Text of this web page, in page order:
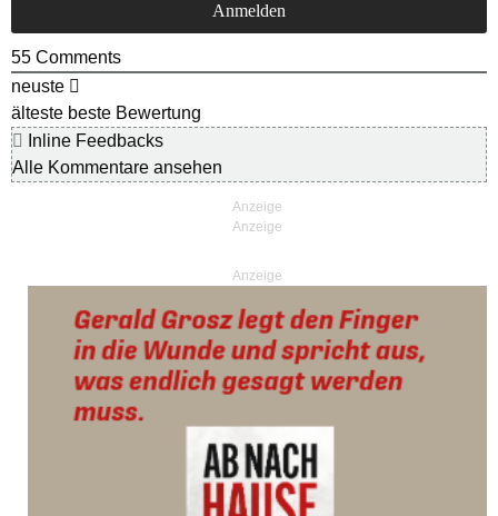
55 Comments
neuste
älteste beste Bewertung
Inline Feedbacks
Alle Kommentare ansehen
Anzeige